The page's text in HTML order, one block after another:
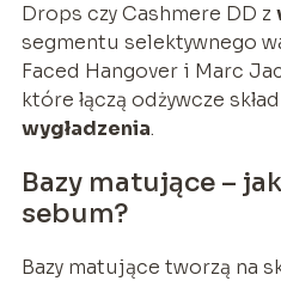
Drops czy Cashmere DD z
segmentu selektywnego
Faced Hangover i Marc
które łączą odżywcze
wygładzenia.
Bazy matujące –
sebum?
Bazy matujące tworzą na